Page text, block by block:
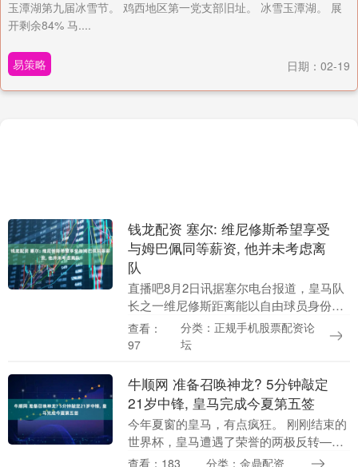
玉潭湖第九届冰雪节。 鸡西地区第一党支部旧址。 冰雪玉潭湖。 展
开剩余84% 马....
易策略 日期：02-19
钱龙配资 塞尔: 维尼修斯希望享受
与姆巴佩同等薪资, 他并未考虑离
队
直播吧8月2日讯据塞尔电台报道，皇马队
长之一维尼修斯距离能以自由球员身份与
其他俱乐部谈判仅剩5个月。目前，维尼修
斯与皇家马德里尚未就续约达成一致，这
查看：
97
分类：正规手机股票配资论
坛
牛顺网 准备召唤神龙? 5分钟敲定
21岁中锋, 皇马完成今夏第五签
今年夏窗的皇马，有点疯狂。 刚刚结束的
世界杯，皇马遭遇了荣誉的两极反转——
以姆巴佩、贝林厄姆、维尼修斯为代表的
查看：183 分类：金鼎配资